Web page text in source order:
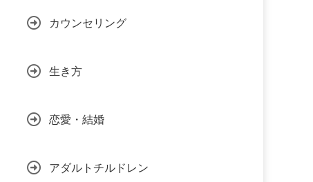
カウンセリング
生き方
恋愛・結婚
アダルトチルドレン